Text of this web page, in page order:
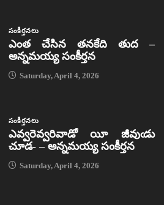
సంకీర్తనలు
ఎంత చేసిన తనకేది తుద –
అన్నమయ్య సంకీర్తన
Saturday, April 4, 2026
సంకీర్తనలు
ఎవ్వరెవ్వరివాడో యీ జీవుఁడు
చూడ- – అన్నమయ్య సంకీర్తన
Saturday, April 4, 2026